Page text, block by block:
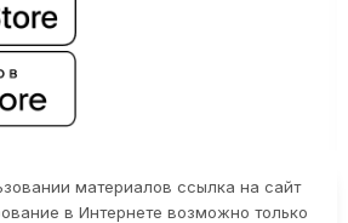
материалов ссылка на сайт
в Интернете возможно только